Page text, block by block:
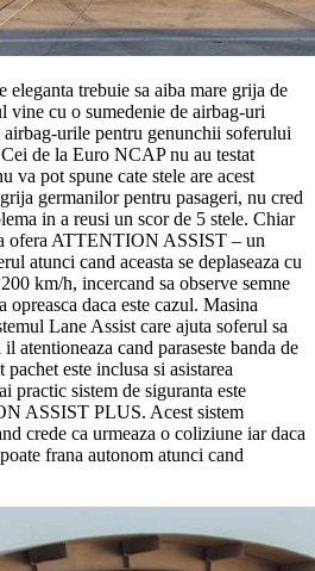
eleganta trebuie sa aiba mare grija de
vine cu o sumedenie de airbag-uri
airbag-urile pentru genunchii soferului
de la Euro NCAP nu au testat
va pot spune cate stele are acest
germanilor pentru pasageri, nu cred
in a reusi un scor de 5 stele. Chiar
ofera ATTENTION ASSIST – un
atunci cand aceasta se deplaseaza cu
km/h, incercand sa observe semne
opreasca daca este cazul. Masina
Lane Assist care ajuta soferul sa
atentioneaza cand paraseste banda de
este inclusa si asistarea
practic sistem de siguranta este
ASSIST PLUS. Acest sistem
crede ca urmeaza o coliziune iar daca
frana autonom atunci cand